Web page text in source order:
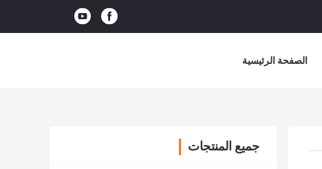
الصفحة الرئيسية
جميع المنتجات